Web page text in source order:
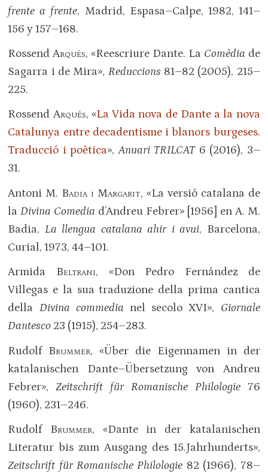
frente a frente, Madrid, Espasa–Calpe, 1982, 141–
156 y 157–168.
RossendArqués, «Reescriure Dante. La Comèdia de
Sagarra i de Mira», Reduccions 81–82 (2005), 215–
225.
Rossend Arqués, «La Vida nova de Dante a la nova
Catalunya entre decadentisme i blanors burgeses.
Traducció i poètica»,Anuari TRILCAT6 (2016), 3–
31.
Antoni M. Badia i Margarit, «La versió catalana de
laDivina Comedia d’Andreu Febrer» [1956] en A. M.
Badia, La llengua catalana ahir i avui, Barcelona,
Curial, 1973, 44–101.
Armida Beltrani, «Don Pedro Fernández de
Villegas e la sua traduzione della prima cantica
della Divina commedia nel secolo XVI», Giornale
Dantesco 23 (1915), 254–283.
Rudolf Brummer, «Über die Eigennamen in der
katalanischen Dante–Übersetzung von Andreu
Febrer»,Zeitschrift für Romanische Philologie 76
(1960), 231–246.
Rudolf Brummer, «Dante in der katalanischen
Literatur bis zum Ausgang des 15.Jahrhunderts»,
Zeitschrift für Romanische Philologie 82 (1966), 78–